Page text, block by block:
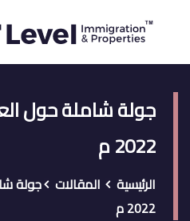
جولة شاملة حول
2022 م
الرئيسية المقالات جولة
2022 م